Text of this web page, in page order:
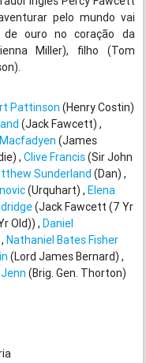
pelo mundo vai
ouro no coração da
Miller), filho (Tom
Pattinson (Henry Costin)
(Jack Fawcett)
(James
Clive Francis(Sir John
Sunderland (Dan)
(Urquhart) Elena
(Jack Fawcett (7 Yr
Old)) Daniel
Nathaniel Bates Fisher
(Lord James Bernard)
(Brig. Gen. Thorton)